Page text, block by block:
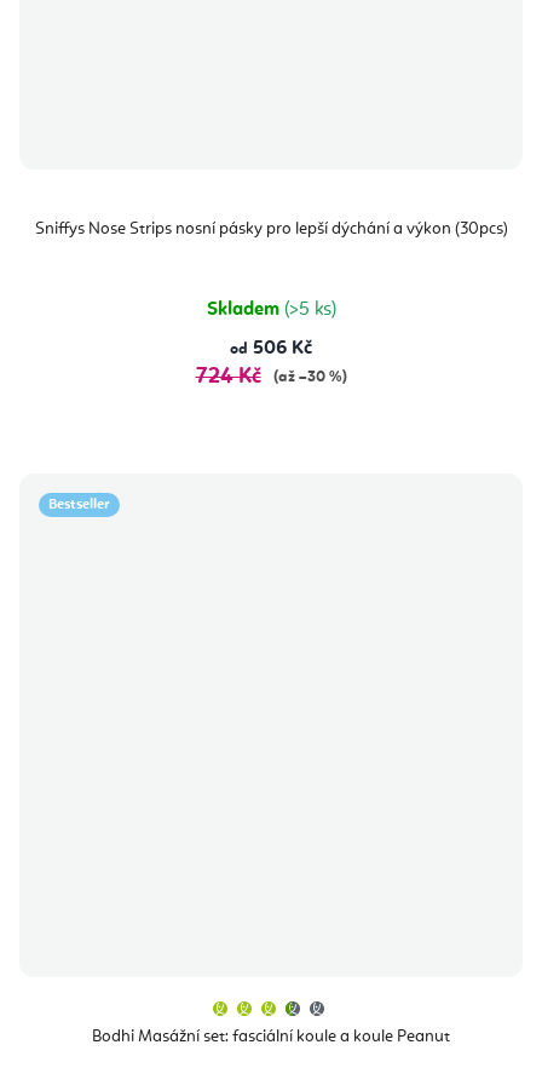
Sniffys Nose Strips nosní pásky pro lepší dýchání a výkon (30pcs)
Skladem (>5 ks)
od 506 Kč
724 Kč (až –30 %)
Bestseller
Bodhi Masážní set: fasciální koule a koule Peanut
produktu
je